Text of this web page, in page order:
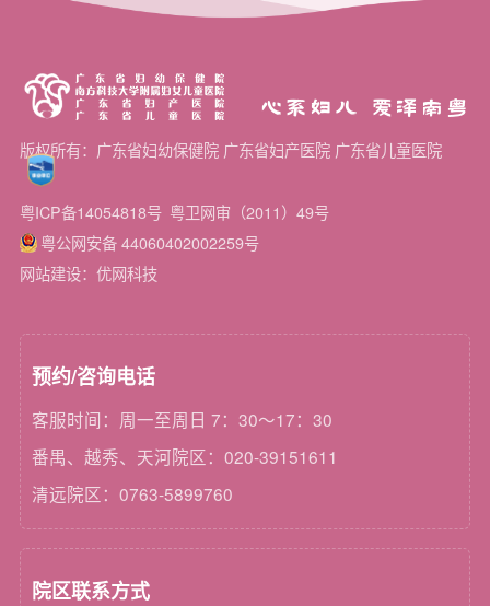
心系妇儿 爱泽南粤
版权所有：广东省妇幼保健院 广东省妇产医院 广东省儿童医院
粤ICP备14054818号 粤卫网审（2011）49号
粤公网安备 44060402002259号
网站建设：优网科技
预约/咨询电话
客服时间：周一至周日 7：30～17：30
番禺、越秀、天河院区：020-39151611
清远院区：0763-5899760
院区联系方式